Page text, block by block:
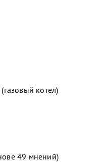
котел)
49 мнений)